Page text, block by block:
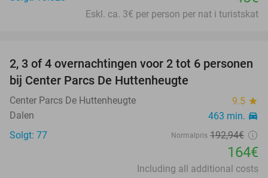
Eskl. ca. 3€ per person per nat i turistskat
15%
2, 3 of 4 overnachtingen voor 2 tot 6 personen
bij Center Parcs De Huttenheugte
Center Parcs De Huttenheugte 9.5 star
Dalen 463 min. directions_car
Solgt: 77 Normalpris 192,94€
164€
Including all additional costs